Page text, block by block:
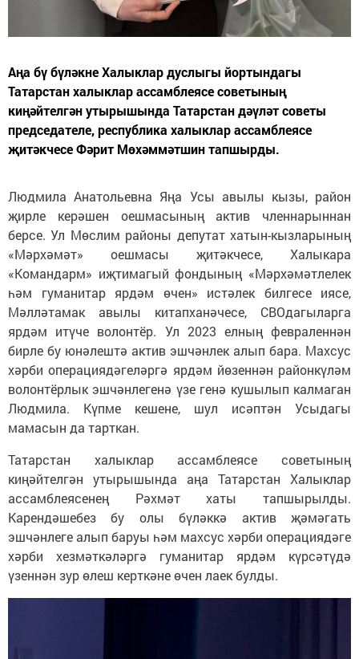
Аңа бү бүләкне Халыклар дуслыгы йортындагы
Татарстан халыклар ассамблеясе советының
киңәйтелгән утырышында Татарстан дәүләт советы
председателе, республика халыклар ассамблеясе
җитәкчесе Фәрит Мөхәммәтшин тапшырды.
Людмила Анатольевна Яңа Усы авылы кызы, район
җирле керәшен оешмасының актив членнарыннан
берсе. Ул Мөслим районы депутат хатын-кызларының
«Мәрхәмәт» оешмасы җитәкчесе, Халыкара
«Командарм» иҗтимагый фондының «Мәрхәмәтлелек
һәм гуманитар ярдәм өчен» истәлек билгесе иясе,
Мәлләтамак авылы китапханәчесе, СВОдагыларга
ярдәм итүче волонтёр. Ул 2023 елның февраленнән
бирле бу юнәлештә актив эшчәнлек алып бара. Махсус
хәрби операциядәгеләргә ярдәм йөзеннән районкүләм
волонтёрлык эшчәнлегенә үзе генә кушылып калмаган
Людмила. Күпме кешене, шул исәптән Усыдагы
мамасын да тарткан.
Татарстан халыклар ассамблеясе советының
киңәйтелгән утырышында аңа Татарстан Халыклар
ассамблеясенең Рәхмәт хаты тапшырылды.
Карендәшебез бу олы бүләккә актив җәмәгать
эшчәнлеге алып баруы һәм махсус хәрби операциядәге
хәрби хезмәткәләргә гуманитар ярдәм күрсәтүдә
үзеннән зур өлеш керткәне өчен лаек булды.